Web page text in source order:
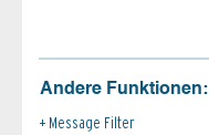
Andere Funktionen:
Message Filter